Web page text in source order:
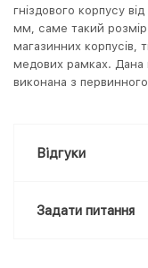
гніздового корпусу
мм, саме такий
магазинних корпусів,
медових рамках. Дана
виконана з
Відгуки
Задати питання